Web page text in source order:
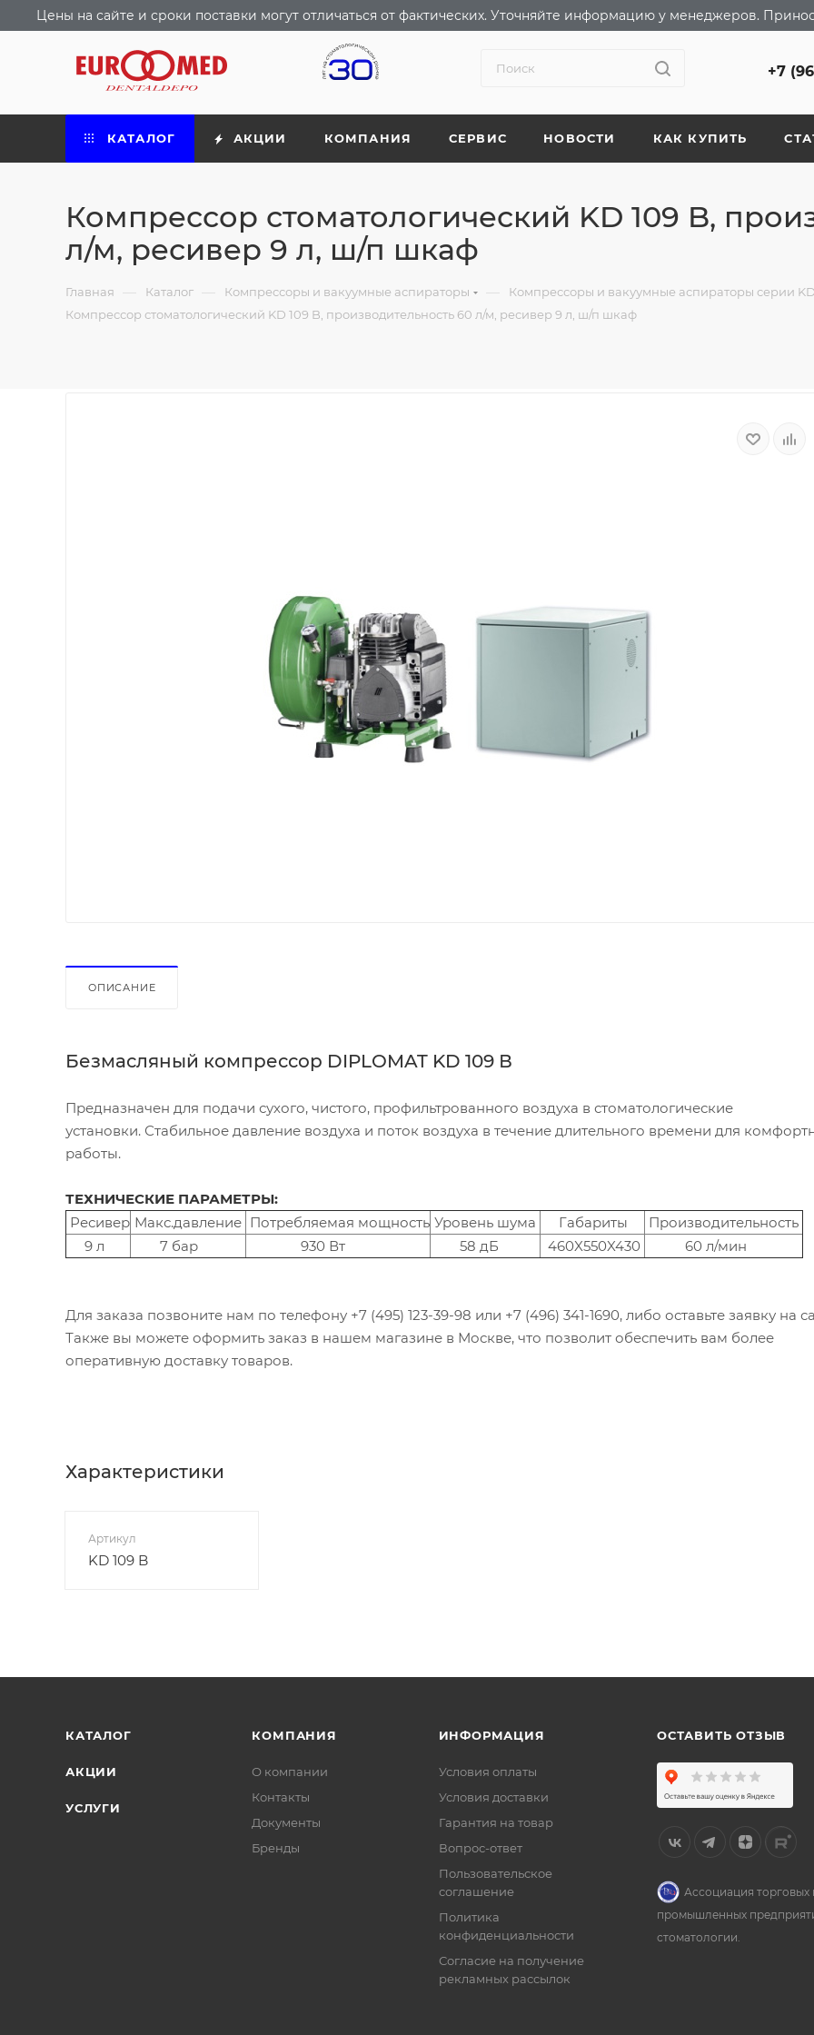
Цены на сайте и сроки поставки могут отличаться от фактических. Уточняйте информацию у менеджеров.
+7
КАТАЛОГ АКЦИИ КОМПАНИЯ СЕРВИС НОВОСТИ КАК КУПИТЬ
Компрессор стоматологический KD 109 B,
л/м, ресивер 9 л, ш/п шкаф
Главная — Каталог — Компрессоры и вакуумные аспираторы —
Компрессоры и вакуумные аспираторы серии
Компрессор стоматологический KD 109 B, производительность 60 л/м, ресивер 9 л, ш/п шкаф
ОПИСАНИЕ
Безмасляный компрессор DIPLOMAT KD 109 В
Предназначен для подачи сухого, чистого, профильтрованного воздуха в стоматологические
установки. Стабильное давление воздуха и поток воздуха в течение длительного времени для
работы.
ТЕХНИЧЕСКИЕ ПАРАМЕТРЫ:
Ресивер Макс.давление Потребляемая мощность Уровень шума Габариты
Производительность
9 л
7 бар 930 Вт 58 дБ 460X550X430 60 л/мин
Для заказа позвоните нам по телефону +7 (495) 123-39-98 или +7 (496) 341-1690, либо оставьте заявку на
Также вы можете оформить заказ в нашем магазине в Москве, что позволит обеспечить вам более
оперативную доставку товаров.
Характеристики
Артикул
KD 109 B
КАТАЛОГ
АКЦИИ
УСЛУГИ
КОМПАНИЯ
О компании
Контакты
Документы
Бренды
ИНФОРМАЦИЯ
Условия оплаты
Условия доставки
Гарантия на товар
Вопрос-ответ
Пользовательское
соглашение
Политика
конфиденциальности
Согласие на получение
рекламных рассылок
ОСТАВИТЬ ОТЗЫВ
Ассоциация торговых
промышленных
стоматологии.